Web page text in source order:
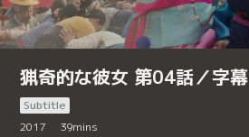
猟奇的な彼女 第04話／字幕
Subtitle
2017
39mins